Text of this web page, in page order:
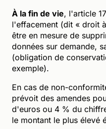
À la fin de vie, l'article
l'effacement (dit « droit
être en mesure de
données sur demande,
(obligation de
exemple).
En cas de non-
prévoit des amendes
d'euros ou 4 % du
le montant le plus élevé